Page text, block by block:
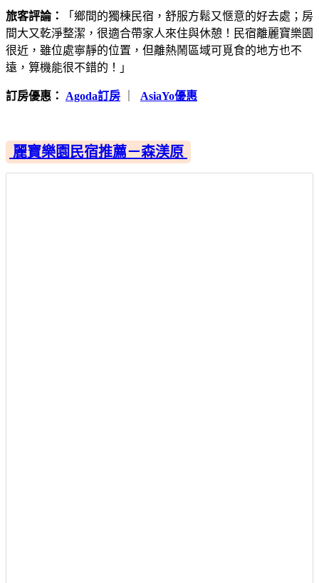
旅客評論：
「鄉間的獨棟民宿，舒服方鬆又愜意的好去處；房
間大又乾淨整潔，很適合帶家人來住與休憩！民宿離麗寶樂園
很近，雖位處寧靜的位置，但離熱鬧區域可覓食的地方也不
遠，算機能很不錯的！」
訂房優惠： Agoda訂房 AsiaYo優惠
麗寶樂園民宿推薦－森渼原